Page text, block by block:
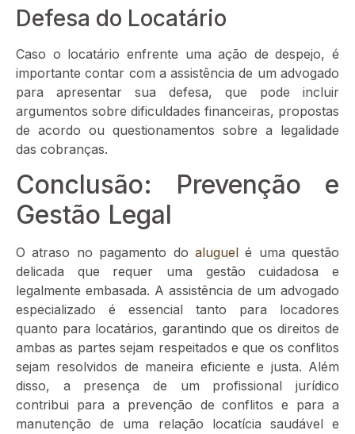
Defesa do Locatário
Caso o locatário enfrente uma ação de despejo, é
importante contar com a assistência de um advogado
para apresentar sua defesa, que pode incluir
argumentos sobre dificuldades financeiras, propostas
de acordo ou questionamentos sobre a legalidade
das cobranças.
Conclusão: Prevenção e
Gestão Legal
O atraso no pagamento do aluguelé uma questão
delicada que requer uma gestão cuidadosa e
legalmente embasada. A assistência de um advogado
especializado é essencial tanto para locadores
quanto para locatários, garantindo que os direitos de
ambas as partes sejam respeitados e que os conflitos
sejam resolvidos de maneira eficiente e justa. Além
disso, a presença de um profissional jurídico
contribui para a prevenção de conflitos e para a
manutenção de uma relação locatícia saudável e